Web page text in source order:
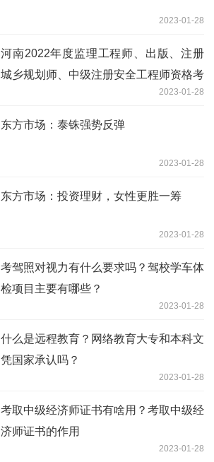
2023-01-28
河南2022年度监理工程师、出版、注册
城乡规划师、中级注册安全工程师资格考
2023-01-28
东方市场：泰铢强势反弹
2023-01-28
东方市场：投资理财，女性更胜一筹
2023-01-28
考驾照对视力有什么要求吗？驾校学车体
检项目主要有哪些？
2023-01-28
什么是远程教育？网络教育大专和本科文
凭国家承认吗？
2023-01-28
考取中级经济师证书有啥用？考取中级经
济师证书的作用
2023-01-28